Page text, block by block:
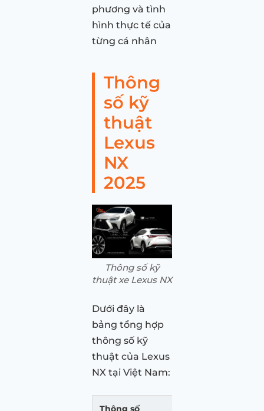
phương và tình
hình thực tế của
từng cá nhân
Thông
số kỹ
thuật
Lexus
NX
2025
Thông số kỹ
thuật xe Lexus NX
Dưới đây là
bảng tổng hợp
thông số kỹ
thuật của Lexus
NX tại Việt Nam:
Thông số